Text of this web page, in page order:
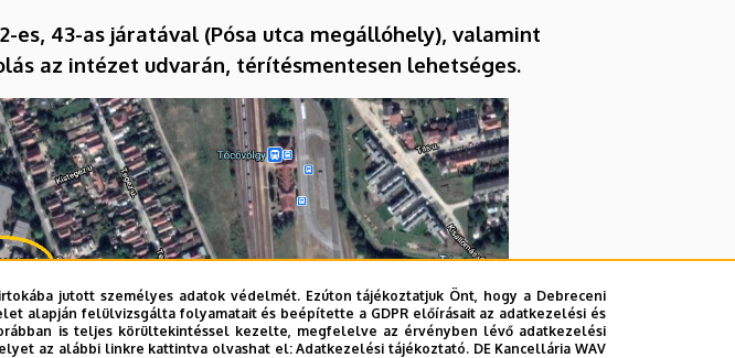
es, 43-as járatával (Pósa utca megállóhely), valamint
az intézet udvarán, térítésmentesen lehetséges.
jutott személyes adatok védelmét. Ezúton tájékoztatjuk Önt, hogy a Debreceni
alapján felülvizsgálta folyamatait és beépítette a GDPR előírásait az adatkezelési és
is teljes körültekintéssel kezelte, megfelelve az érvényben lévő adatkezelési
az alábbi linkre kattintva olvashat el:Adatkezelési tájékoztató. DE Kancellária WAV